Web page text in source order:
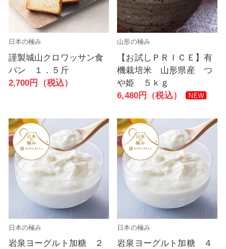
日本の極み
謹製城山クロワッサン食
パン １．５斤
2,700円（税込）
山形の極み
【お試しＰＲＩＣＥ】有
機栽培米 山形県産 つ
や姫 ５ｋｇ
6,480円（税込）
日本の極み
岩泉ヨーグルト加糖 ２
日本の極み
岩泉ヨーグルト加糖 ４